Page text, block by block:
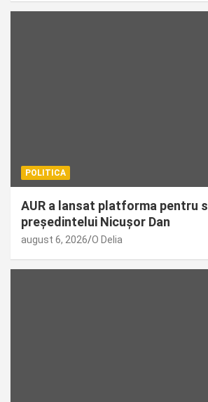
POLITICA
AUR a lansat platforma pentru
președintelui Nicușor Dan
august 6, 2026 O Delia